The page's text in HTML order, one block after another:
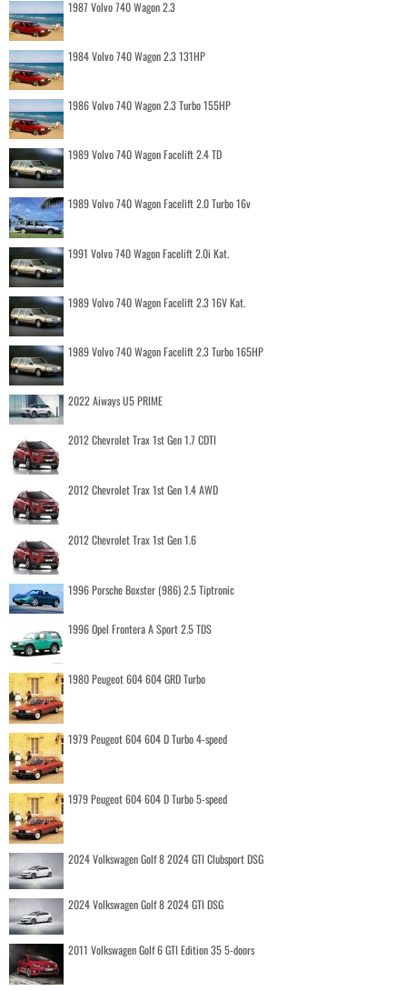
1987 Volvo 740 Wagon 2.3
1984 Volvo 740 Wagon 2.3 131HP
1986 Volvo 740 Wagon 2.3 Turbo 155HP
1989 Volvo 740 Wagon Facelift 2.4 TD
1989 Volvo 740 Wagon Facelift 2.0 Turbo 16v
1991 Volvo 740 Wagon Facelift 2.0i Kat.
1989 Volvo 740 Wagon Facelift 2.3 16V Kat.
1989 Volvo 740 Wagon Facelift 2.3 Turbo 165HP
2022 Aiways U5 PRIME
2012 Chevrolet Trax 1st Gen 1.7 CDTI
2012 Chevrolet Trax 1st Gen 1.4 AWD
2012 Chevrolet Trax 1st Gen 1.6
1996 Porsche Boxster (986) 2.5 Tiptronic
1996 Opel Frontera A Sport 2.5 TDS
1980 Peugeot 604 604 GRD Turbo
1979 Peugeot 604 604 D Turbo 4-speed
1979 Peugeot 604 604 D Turbo 5-speed
2024 Volkswagen Golf 8 2024 GTI Clubsport DSG
2024 Volkswagen Golf 8 2024 GTI DSG
2011 Volkswagen Golf 6 GTI Edition 35 5-doors